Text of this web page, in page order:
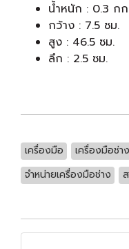
น้ำหนัก : 0.3 ก
กว้าง : 7.5 ซม.
สูง : 46.5 ซม.
ลึก : 2.5 ซม.
เครื่องมือ เครื่องมือช่าง
จำหน่ายเครื่องมือช่าง